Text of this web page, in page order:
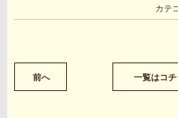
カテ
前へ 一覧はコチ